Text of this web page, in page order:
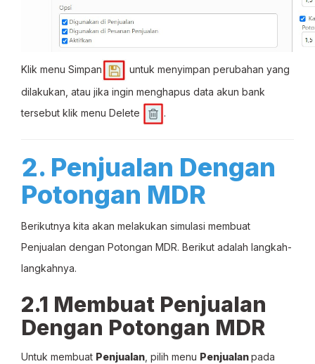
Klik menu Simpan
untuk menyimpan perubahan yang
dilakukan, atau jika ingin menghapus data akun bank
tersebut klik menu Delete
.
2. Penjualan Dengan
Potongan MDR
Berikutnya kita akan melakukan simulasi membuat
Penjualan dengan Potongan MDR. Berikut adalah langkah-
langkahnya.
2.1 Membuat Penjualan
Dengan Potongan MDR
Untuk membuat Penjualan , pilih menu Penjualanpada